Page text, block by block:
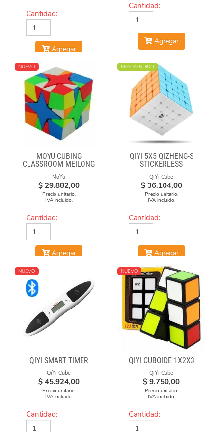
Cantidad:
Agregar
Cantidad:
Agregar
NUEVO
MOYU CUBING
CLASSROOM MEILONG
POLARIS CUBE
STICKERLESS
MoYu
$ 29.882,00
Precio unitario.
IVA incluido.
Cantidad:
Agregar
MÁS VENDIDO
QIYI 5X5 QIZHENG-S
STICKERLESS
QiYi Cube
$ 36.104,00
Precio unitario.
IVA incluido.
Cantidad:
Agregar
NUEVO
QIYI SMART TIMER
QiYi Cube
$ 45.924,00
Precio unitario.
IVA incluido.
Cantidad:
NUEVO
QIYI CUBOIDE 1X2X3
QiYi Cube
$ 9.750,00
Precio unitario.
IVA incluido.
Cantidad: